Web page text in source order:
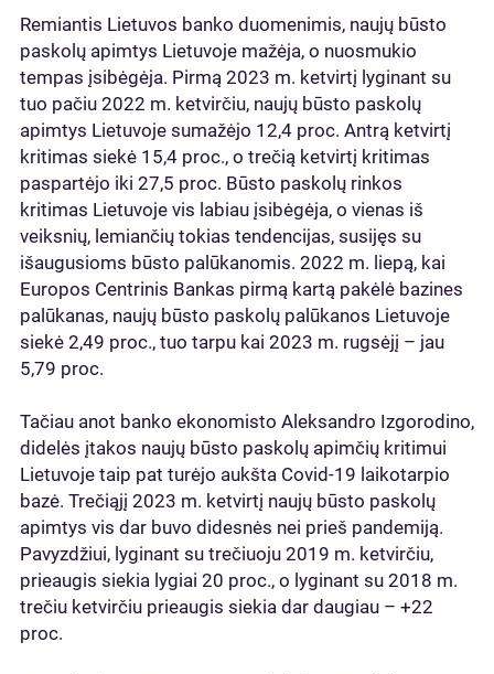
Remiantis Lietuvos banko duomenimis, naujų būsto
paskolų apimtys Lietuvoje mažėja, o nuosmukio
tempas įsibėgėja. Pirmą 2023 m. ketvirtį lyginant su
tuo pačiu 2022 m. ketvirčiu, naujų būsto paskolų
apimtys Lietuvoje sumažėjo 12,4 proc. Antrą ketvirtį
kritimas siekė 15,4 proc., o trečią ketvirtį kritimas
paspartėjo iki 27,5 proc. Būsto paskolų rinkos
kritimas Lietuvoje vis labiau įsibėgėja, o vienas iš
veiksnių, lemiančių tokias tendencijas, susijęs su
išaugusioms būsto palūkanomis. 2022 m. liepą, kai
Europos Centrinis Bankas pirmą kartą pakėlė bazines
palūkanas, naujų būsto paskolų palūkanos Lietuvoje
siekė 2,49 proc., tuo tarpu kai 2023 m. rugsėjį – jau
5,79 proc.
Tačiau anot banko ekonomisto Aleksandro Izgorodino,
didelės įtakos naujų būsto paskolų apimčių kritimui
Lietuvoje taip pat turėjo aukšta Covid-19 laikotarpio
bazė. Trečiąjį 2023 m. ketvirtį naujų būsto paskolų
apimtys vis dar buvo didesnės nei prieš pandemiją.
Pavyzdžiui, lyginant su trečiuoju 2019 m. ketvirčiu,
prieaugis siekia lygiai 20 proc., o lyginant su 2018 m.
trečiu ketvirčiu prieaugis siekia dar daugiau – +22
proc.